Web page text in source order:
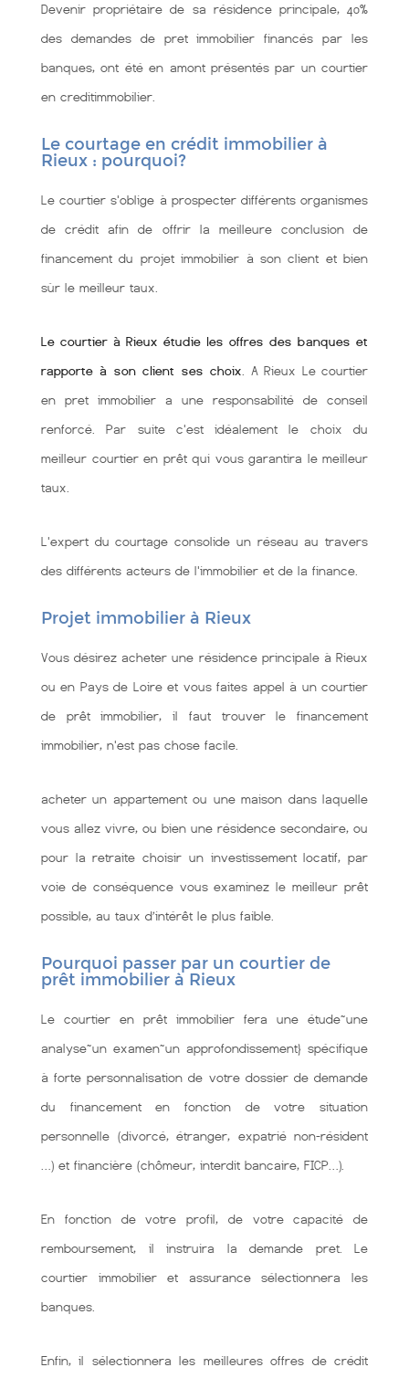
Devenir propriétaire de sa résidence principale, 40%
des demandes de pret immobilier financés par les
banques, ont été en amont présentés par un courtier
en creditimmobilier.
Le courtage en crédit immobilier à
Rieux : pourquoi?
Le courtier s'oblige à prospecter différents organismes
de crédit afin de offrir la meilleure conclusion de
financement du projet immobilier à son client et bien
sùr le meilleur taux.
Le courtier à Rieux étudie les offres des banques et
rapporte à son client ses choix . A Rieux Le courtier
en pret immobilier a une responsabilité de conseil
renforcé. Par suite c'est idéalement le choix du
meilleur courtier en prêt qui vous garantira le meilleur
taux.
L'expert du courtage consolide un réseau au travers
des différents acteurs de l'immobilier et de la finance.
Projet immobilier à Rieux
Vous désirez acheter une résidence principale à Rieux
ou en Pays de Loire et vous faites appel à un courtier
de prêt immobilier, il faut trouver le financement
immobilier, n'est pas chose facile.
acheter un appartement ou une maison dans laquelle
vous allez vivre, ou bien une résidence secondaire, ou
pour la retraite choisir un investissement locatif, par
voie de conséquence vous examinez le meilleur prêt
possible, au taux d’intérêt le plus faible.
Pourquoi passer par un courtier de
prêt immobilier à Rieux
Le courtier en prêt immobilier fera une étude~une
analyse~un examen~un approfondissement} spécifique
à forte personnalisation de votre dossier de demande
du financement en fonction de votre situation
personnelle (divorcé, étranger, expatrié non-résident
…) et financière (chômeur, interdit bancaire, FICP…).
En fonction de votre profil, de votre capacité de
remboursement, il instruira la demande pret. Le
courtier immobilier et assurance sélectionnera les
banques.
Enfin, il sélectionnera les meilleures offres de crédit